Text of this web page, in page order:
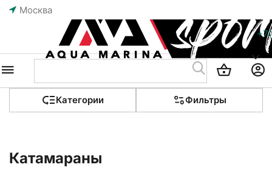
Москва
Категории Фильтры
Катамараны